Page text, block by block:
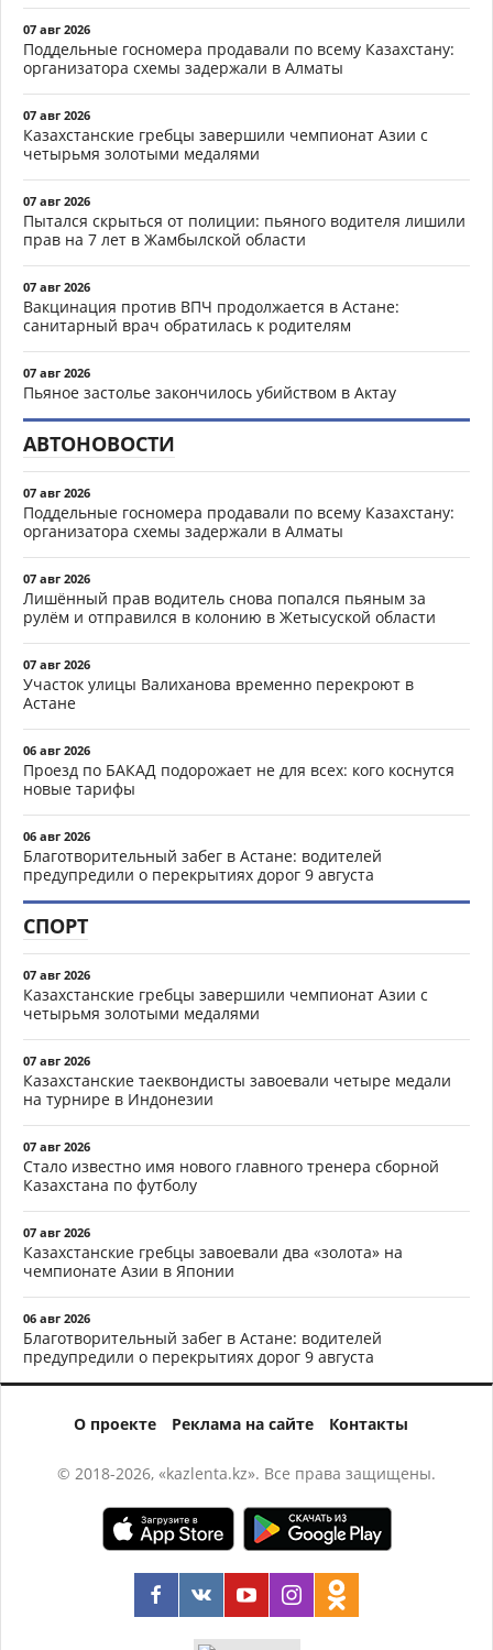
07 авг 2026
Поддельные госномера продавали по всему Казахстану:
организатора схемы задержали в Алматы
07 авг 2026
Казахстанские гребцы завершили чемпионат Азии с
четырьмя золотыми медалями
07 авг 2026
Пытался скрыться от полиции: пьяного водителя лишили
прав на 7 лет в Жамбылской области
07 авг 2026
Вакцинация против ВПЧ продолжается в Астане:
санитарный врач обратилась к родителям
07 авг 2026
Пьяное застолье закончилось убийством в Актау
АВТОНОВОСТИ
07 авг 2026
Поддельные госномера продавали по всему Казахстану:
организатора схемы задержали в Алматы
07 авг 2026
Лишённый прав водитель снова попался пьяным за
рулём и отправился в колонию в Жетысуской области
07 авг 2026
Участок улицы Валиханова временно перекроют в
Астане
06 авг 2026
Проезд по БАКАД подорожает не для всех: кого коснутся
новые тарифы
06 авг 2026
Благотворительный забег в Астане: водителей
предупредили о перекрытиях дорог 9 августа
СПОРТ
07 авг 2026
Казахстанские гребцы завершили чемпионат Азии с
четырьмя золотыми медалями
07 авг 2026
Казахстанские таеквондисты завоевали четыре медали
на турнире в Индонезии
07 авг 2026
Стало известно имя нового главного тренера сборной
Казахстана по футболу
07 авг 2026
Казахстанские гребцы завоевали два «золота» на
чемпионате Азии в Японии
06 авг 2026
Благотворительный забег в Астане: водителей
предупредили о перекрытиях дорог 9 августа
О проекте Реклама на сайте Контакты
© 2018-2026, «kazlenta.kz». Все права защищены.